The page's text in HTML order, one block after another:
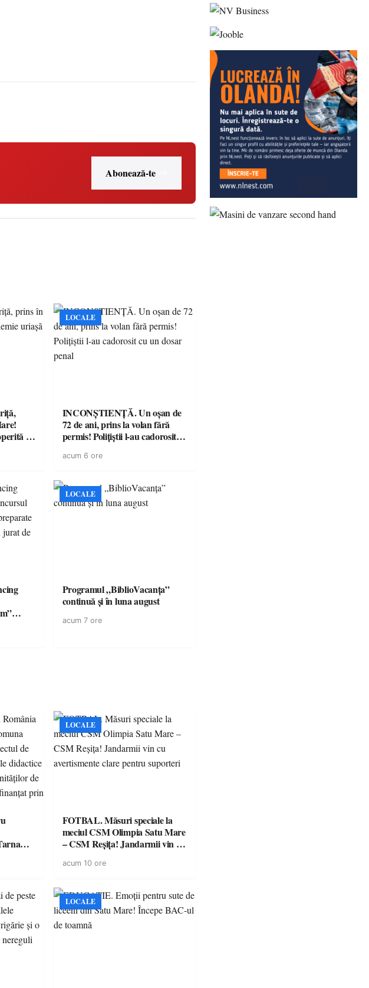
Abonează-te
de
LOCALE
INCONȘTIENȚĂ. Un oșan de
72 de ani, prins la volan fără
permis! Polițiștii l-au cadorosit
acum 6 ore
jurat
LOCALE
Programul „BiblioVacanța”
continuă și în luna august
acum 7 ore
LOCALE
FOTBAL. Măsuri speciale la
meciul CSM Olimpia Satu Mare
– CSM Reșița! Jandarmii vin cu
suporteri
acum 10 ore
LOCALE